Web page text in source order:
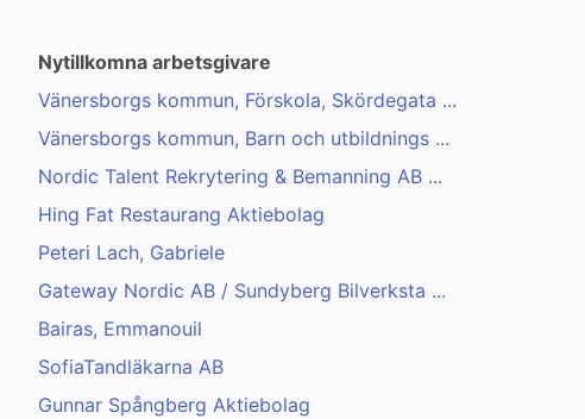
Nytillkomna arbetsgivare
Vänersborgs kommun, Förskola, Skördegata ...
Vänersborgs kommun, Barn och utbildnings ...
Nordic Talent Rekrytering & Bemanning AB ...
Hing Fat Restaurang Aktiebolag
Peteri Lach, Gabriele
Gateway Nordic AB / Sundyberg Bilverksta ...
Bairas, Emmanouil
SofiaTandläkarna AB
Gunnar Spångberg Aktiebolag